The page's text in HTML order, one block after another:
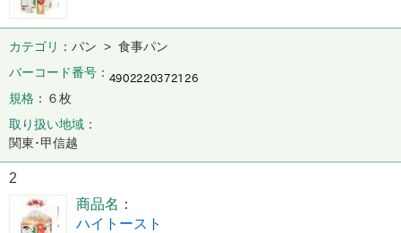
カテゴリ
パン > 食事パン
バーコード番号
規格
６枚
取り扱い地域
関東･甲信越
2
商品名
ハイトースト